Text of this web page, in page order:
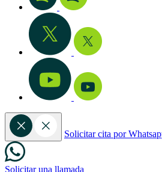
Solicitar cita por
Solicitar una llamada